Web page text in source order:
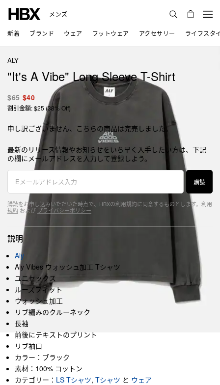
メンズ
新着 ブランド ウェア フットウェア アクセサリー ライフスタ
ALY
"It's A Vibe" Long Sleeve T-Shirt
$65 $40
割引金額: $25 (38% Off)
申し訳ございません、こちらの商品は完売しました。
最新のリリース情報やお知らせをいち早く入手したい方は、下記
の欄にメールアドレスを入力して登録しよう。
購読
購読をお申し込みいただいた時点で、HBXの利用規約に同意するものとします。 利用
規約 および プライバシーポリシー
説明
Aly
Aly Vibes ウォッシュ加工 Tシャツ
ユニセックス
ルーズフィット
ウォッシュ加工
リブ編みのクルーネック
長袖
前後にテキストのプリント
リブ袖口
カラー：ブラック
素材：100% コットン
カテゴリー： LS Tシャツ, Tシャツ と ウェア